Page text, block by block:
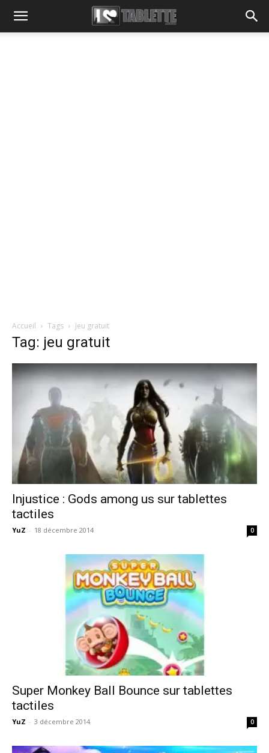
Accueil Tags Jeu gratuit
Tag: jeu gratuit
Injustice : Gods among us sur tablettes
tactiles
YuZ - 18 décembre 2014 0
Super Monkey Ball Bounce sur tablettes
tactiles
YuZ - 3 décembre 2014 0